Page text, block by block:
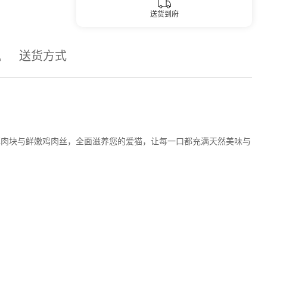
送货到府
送货方式
块与鲜嫩鸡肉丝，全面滋养您的爱猫，让每一口都充满天然美味与